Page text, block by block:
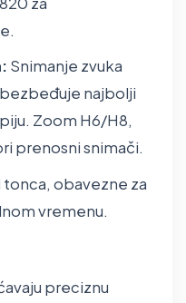
Snimanje zvuka
najbolji
Zoom H6/H8,
prenosni snimači.
tonca, obavezne za
vremenu.
preciznu